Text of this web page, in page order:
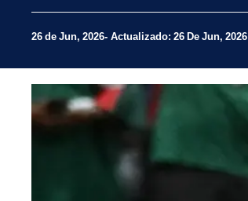
26 de Jun, 2026 Actualizado: 26 De Jun, 2026